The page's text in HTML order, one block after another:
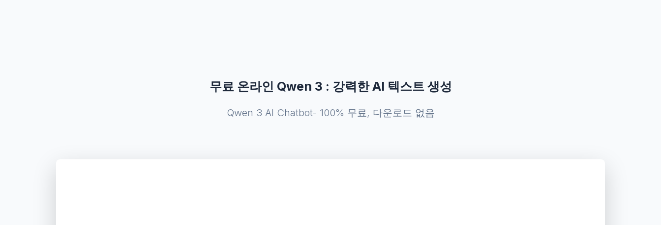
무료 온라인 Qwen 3 : 강력한 AI 텍스트 생성
Qwen 3 AI Chatbot- 100% 무료, 다운로드 없음